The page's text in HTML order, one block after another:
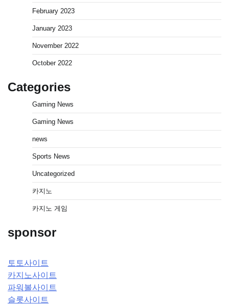
February 2023
January 2023
November 2022
October 2022
Categories
Gaming News
Gaming News
news
Sports News
Uncategorized
카지노
카지노 게임
sponsor
토토사이트
카지노사이트
파워볼사이트
슬롯사이트